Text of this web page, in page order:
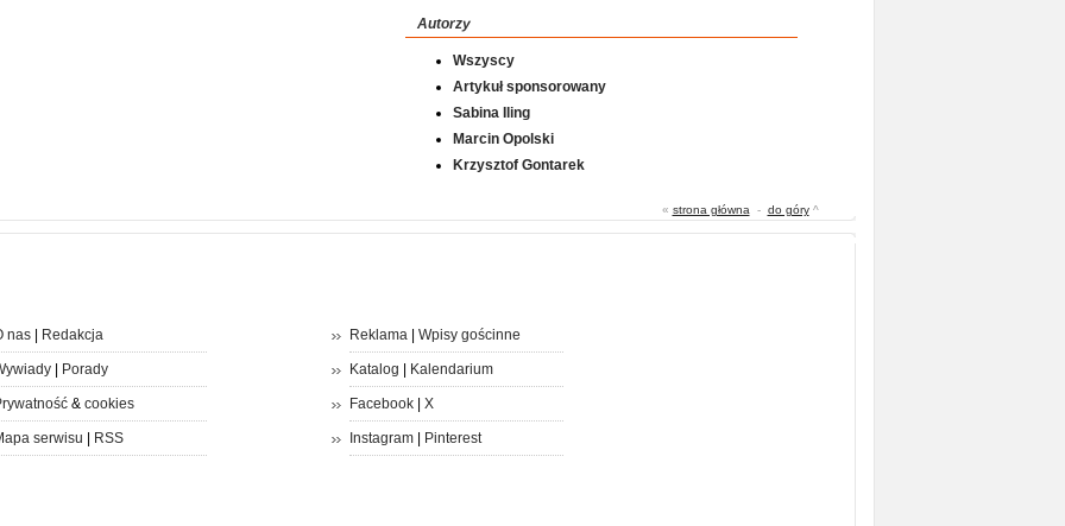
Autorzy
Wszyscy
Artykuł sponsorowany
Sabina Iling
Marcin Opolski
Krzysztof Gontarek
« strona główna - do góry^
nas| Redakcja
| Porady
& cookies
serwisu RSS
Reklama| Wpisy gościnne
Katalog Kalendarium
Facebook| X
Instagram| Pinterest